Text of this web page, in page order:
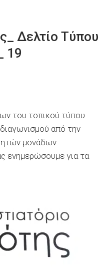
Δελτίο Τύπου
19
του τοπικού τύπου
από την
μονάδων
ενημερώσουμε για τα